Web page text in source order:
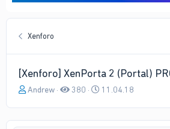
Xenforo
[Xenforo] XenPorta 2 (Portal)
А
о
Andrew 380
Д
а
11.04.18